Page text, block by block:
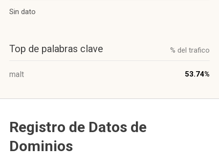
Sin dato
Top de palabras clave % del trafico
malt 53.74%
Registro de Datos de
Dominios